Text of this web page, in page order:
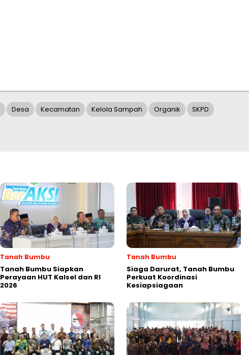
Desa Kecamatan Kelola Sampah Organik SKPD
Tanah Bumbu
Tanah Bumbu Siapkan
Perayaan HUT Kalsel dan RI
2026
Tanah Bumbu
Siaga Darurat, Tanah Bumbu
Perkuat Koordinasi
Kesiapsiagaan